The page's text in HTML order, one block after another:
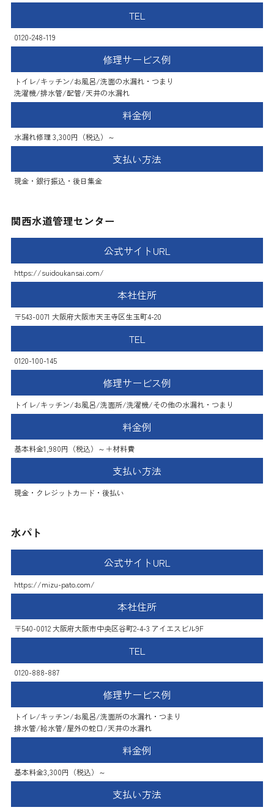
TEL
0120-248-119
修理サービス例
トイレ/キッチン/お風呂/洗面の水漏れ・つまり
洗濯機/排水管/配管/天井の水漏れ
料金例
水漏れ修理 3,300円（税込）～
支払い方法
現金・銀行振込・後日集金
関西水道管理センター
公式サイトURL
https://suidoukansai.com/
本社住所
〒543-0071 大阪府大阪市天王寺区生玉町4-20
TEL
0120-100-145
修理サービス例
トイレ/キッチン/お風呂/洗面所/洗濯機/その他の水漏れ・つまり
料金例
基本料金1,980円（税込）～＋材料費
支払い方法
現金・クレジットカード・後払い
水パト
公式サイトURL
https://mizu-pato.com/
本社住所
〒540-0012 大阪府大阪市中央区谷町2-4-3 アイエスビル9F
TEL
0120-888-887
修理サービス例
トイレ/キッチン/お風呂/洗面所の水漏れ・つまり
排水管/給水管/屋外の蛇口/天井の水漏れ
料金例
基本料金3,300円（税込）～
支払い方法